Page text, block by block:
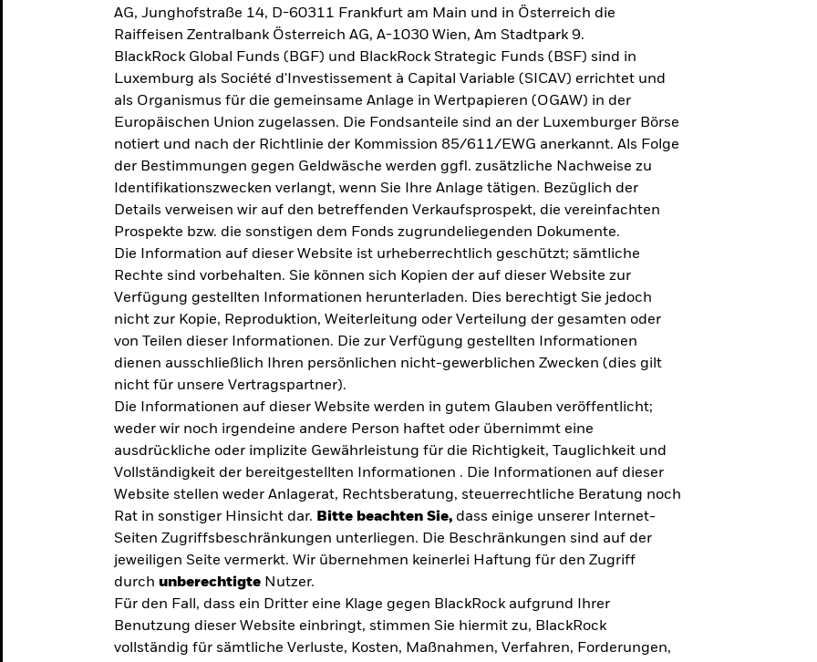
AG, Junghofstraße 14, D-60311 Frankfurt am Main und in Österreich die
Raiffeisen Zentralbank Österreich AG, A-1030 Wien, Am Stadtpark 9.
BlackRock Global Funds (BGF) und BlackRock Strategic Funds (BSF) sind in
Luxemburg als Société d'Investissement à Capital Variable (SICAV) errichtet und
als Organismus für die gemeinsame Anlage in Wertpapieren (OGAW) in der
Europäischen Union zugelassen. Die Fondsanteile sind an der Luxemburger Börse
notiert und nach der Richtlinie der Kommission 85/611/EWG anerkannt. Als Folge
der Bestimmungen gegen Geldwäsche werden ggfl. zusätzliche Nachweise zu
Identifikationszwecken verlangt, wenn Sie Ihre Anlage tätigen. Bezüglich der
Details verweisen wir auf den betreffenden Verkaufsprospekt, die vereinfachten
Prospekte bzw. die sonstigen dem Fonds zugrundeliegenden Dokumente.
Die Information auf dieser Website ist urheberrechtlich geschützt; sämtliche
Rechte sind vorbehalten. Sie können sich Kopien der auf dieser Website zur
Verfügung gestellten Informationen herunterladen. Dies berechtigt Sie jedoch
nicht zur Kopie, Reproduktion, Weiterleitung oder Verteilung der gesamten oder
von Teilen dieser Informationen. Die zur Verfügung gestellten Informationen
dienen ausschließlich Ihren persönlichen nicht-gewerblichen Zwecken (dies gilt
nicht für unsere Vertragspartner).
Die Informationen auf dieser Website werden in gutem Glauben veröffentlicht;
weder wir noch irgendeine andere Person haftet oder übernimmt eine
ausdrückliche oder implizite Gewährleistung für die Richtigkeit, Tauglichkeit und
Vollständigkeit der bereitgestellten Informationen . Die Informationen auf dieser
Website stellen weder Anlagerat, Rechtsberatung, steuerrechtliche Beratung noch
Rat in sonstiger Hinsicht dar. Bitte beachten Sie, dass einige unserer Internet-
Seiten Zugriffsbeschränkungen unterliegen. Die Beschränkungen sind auf der
jeweiligen Seite vermerkt. Wir übernehmen keinerlei Haftung für den Zugriff
durch unberechtigte Nutzer.
Für den Fall, dass ein Dritter eine Klage gegen BlackRock aufgrund Ihrer
Benutzung dieser Website einbringt, stimmen Sie hiermit zu, BlackRock
vollständig für sämtliche Verluste, Kosten, Maßnahmen, Verfahren, Forderungen,